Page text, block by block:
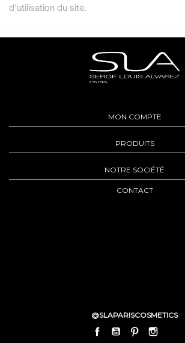
d'utilisation du site.
MON COMPTE
PRODUITS
NOTRE SOCIÉTÉ
CONTACT
@SLAPARISCOSMETICS
FACEBOOKYOUTUBEPINTEREST